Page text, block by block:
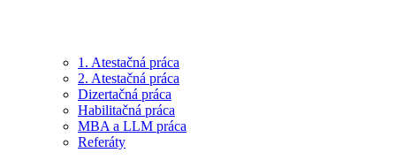
1. Atestačná práca
2. Atestačná práca
Dizertačná práca
Habilitačná práca
MBA a LLM práca
Referáty